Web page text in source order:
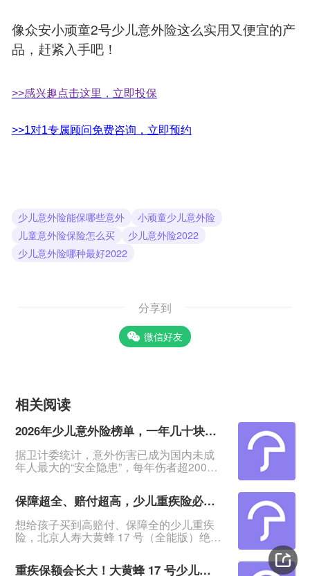
像众安小顽童2号少儿意外险这么实用又便宜的产
品，赶紧入手吧！
>>感兴趣点击这里，立即投保
>>1对1专属顾问免费咨询，立即预约
少儿意外险能保哪些意外
小顽童少儿意外险
儿童意外险保险怎么买
少儿意外险2022
少儿意外险哪种最好2022
分享到
微信好友
相关阅读
2026年少儿意外险榜单，一年几十块搞定孩子意外保障
据卫计委统计，意外伤害已成为国内未成
年人最大的“安全隐患”，每年伤者超2000
怎么保护孩子？&nbsp;其实一份几十块钱
一年的意外险，就能报销孩子意外医疗
费，还提供意外身故/伤残赔付，给孩子一
份确定保障。&nbsp;今日这2款意外险，低
至一年78元起，保障覆盖孩子大小意外风
适
保障超全、赔付超高，少儿重疾险必看大黄蜂17号（全能版）
想给孩子买到高赔付、保障全的少儿重疾
险，北京人寿大黄蜂 17 号（全能版）绝对
疾、少儿特疾、罕见病，还把赔付比例拉
重疾保额会长大！大黄蜂 17 号少儿重疾险（全能版）升级上线，保障与性价比全测评